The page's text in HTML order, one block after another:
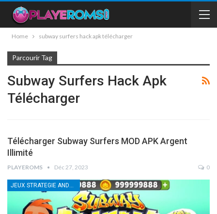
Home subway surfers hack apk télécharger
Parcourir Tag
Subway Surfers Hack Apk
Télécharger
Télécharger Subway Surfers MOD APK Argent
Illimité
PLAYEROMS Déc 27, 2023 0
JEUX STRATEGIE ANDROID